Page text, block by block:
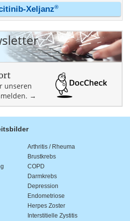
Xeljanz®
unseren
→
Arthritis / Rheuma
Brustkrebs
COPD
Darmkrebs
Depression
Endometriose
Herpes Zoster
Interstitielle Zystitis